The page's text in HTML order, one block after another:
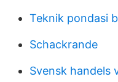
Teknik pondasi
Schackrande
Svensk handels